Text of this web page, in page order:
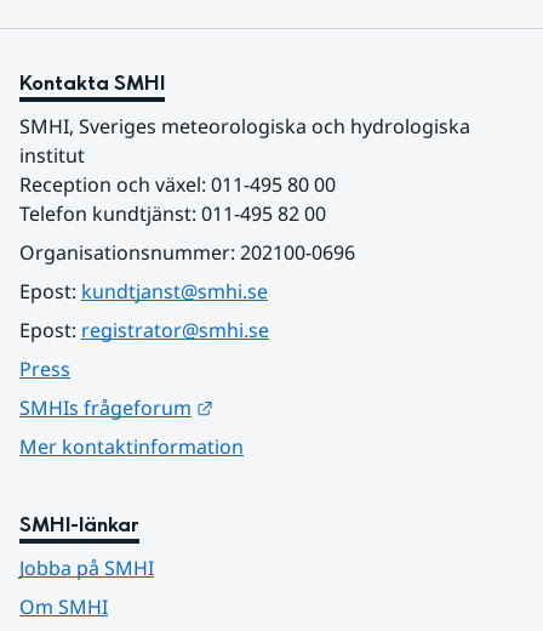
Kontakta SMHI
SMHI, Sveriges meteorologiska och hydrologiska
institut
Reception och växel: 011-495 80 00
Telefon kundtjänst: 011-495 82 00
Organisationsnummer: 202100-0696
Epost: kundtjanst@smhi.se
Epost: registrator@smhi.se
Press
SMHIs frågeforum
Mer kontaktinformation
SMHI-länkar
Jobba på SMHI
Om SMHI